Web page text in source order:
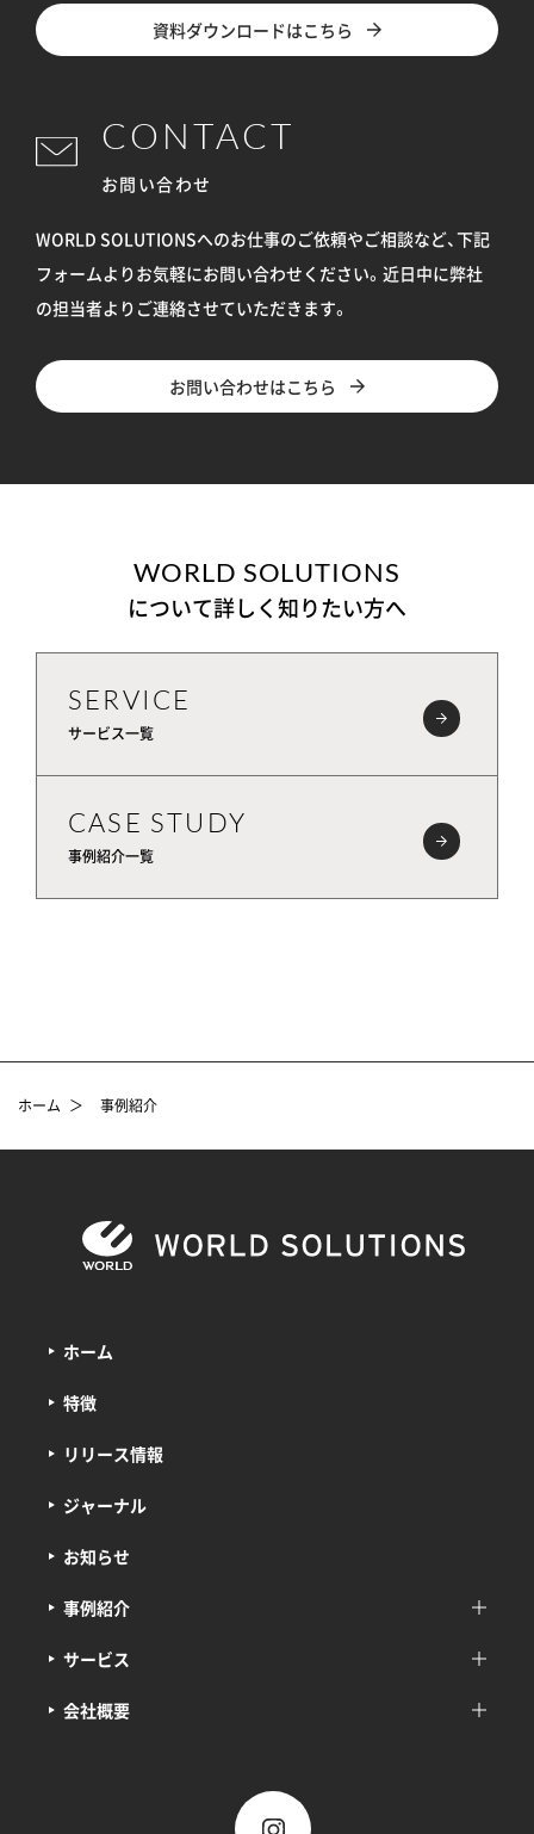
資料ダウンロードはこちら
CONTACT
お問い合わせ
WORLD SOLUTIONSへのお仕事のご依頼やご相談など、下記
フォームよりお気軽にお問い合わせください。 近日中に弊社
の担当者よりご連絡させていただきます。
お問い合わせはこちら
WORLD SOLUTIONS
について詳しく知りたい方へ
SERVICE
サービス一覧
CASE STUDY
事例紹介一覧
ホーム ＞ 事例紹介
ホーム
特徴
サービス
事例紹介
会社概要
リリース情報
ジャーナル
お知らせ